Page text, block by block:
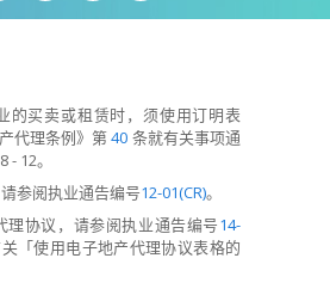
的买卖或租赁时，须使用订明表
代理条例》第40 条就有关事项通
12。
参阅执业通告编号12-01(CR)。
协议，请参阅执业通告编号14-
「使用电子地产代理协议表格的